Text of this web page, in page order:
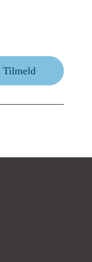
Tilmeld